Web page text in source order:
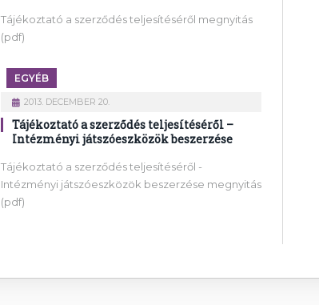
Tájékoztató a szerződés teljesítéséről megnyitás
(pdf)
EGYÉB
2013. DECEMBER 20.
Tájékoztató a szerződés teljesítéséről –
Intézményi játszóeszközök beszerzése
Tájékoztató a szerződés teljesítéséről -
Intézményi játszóeszközök beszerzése megnyitás
(pdf)